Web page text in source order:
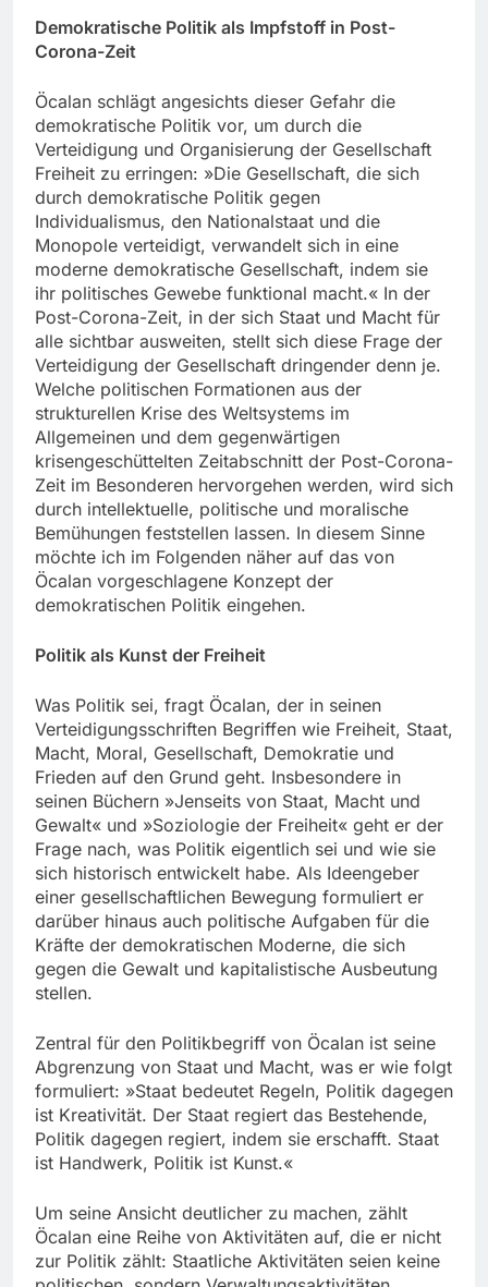
Demokratische Politik als Impfstoff in Post-
Corona-Zeit
Öcalan schlägt angesichts dieser Gefahr die
demokratische Politik vor, um durch die
Verteidigung und Organisierung der Gesellschaft
Freiheit zu erringen: »Die Gesellschaft, die sich
durch demokratische Politik gegen
Individualismus, den Nationalstaat und die
Monopole verteidigt, verwandelt sich in eine
moderne demokratische Gesellschaft, indem sie
ihr politisches Gewebe funktional macht.« In der
Post-Corona-Zeit, in der sich Staat und Macht für
alle sichtbar ausweiten, stellt sich diese Frage der
Verteidigung der Gesellschaft dringender denn je.
Welche politischen Formationen aus der
strukturellen Krise des Weltsystems im
Allgemeinen und dem gegenwärtigen
krisengeschüttelten Zeitabschnitt der Post-Corona-
Zeit im Besonderen hervorgehen werden, wird sich
durch intellektuelle, politische und moralische
Bemühungen feststellen lassen. In diesem Sinne
möchte ich im Folgenden näher auf das von
Öcalan vorgeschlagene Konzept der
demokratischen Politik eingehen.
Politik als Kunst der Freiheit
Was Politik sei, fragt Öcalan, der in seinen
Verteidigungsschriften Begriffen wie Freiheit, Staat,
Macht, Moral, Gesellschaft, Demokratie und
Frieden auf den Grund geht. Insbesondere in
seinen Büchern »Jenseits von Staat, Macht und
Gewalt« und »Soziologie der Freiheit« geht er der
Frage nach, was Politik eigentlich sei und wie sie
sich historisch entwickelt habe. Als Ideengeber
einer gesellschaftlichen Bewegung formuliert er
darüber hinaus auch politische Aufgaben für die
Kräfte der demokratischen Moderne, die sich
gegen die Gewalt und kapitalistische Ausbeutung
stellen.
Zentral für den Politikbegriff von Öcalan ist seine
Abgrenzung von Staat und Macht, was er wie folgt
formuliert: »Staat bedeutet Regeln, Politik dagegen
ist Kreativität. Der Staat regiert das Bestehende,
Politik dagegen regiert, indem sie erschafft. Staat
ist Handwerk, Politik ist Kunst.«
Um seine Ansicht deutlicher zu machen, zählt
Öcalan eine Reihe von Aktivitäten auf, die er nicht
zur Politik zählt: Staatliche Aktivitäten seien keine